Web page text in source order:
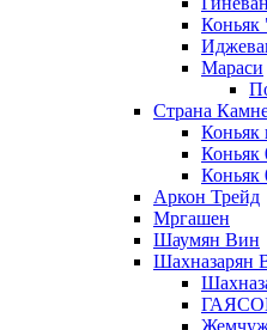
Мараси
Страна
Коньяк
Коньяк
Коньяк
Аркон Трейд
Мргашен
Шаумян Вин
Шахназарян